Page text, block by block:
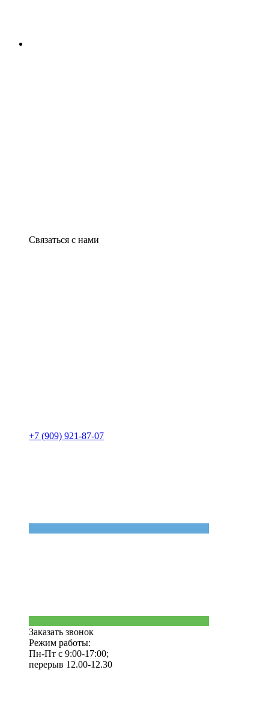
Связаться с нами
+7 (909) 921-87-07
Заказать звонок
Режим работы:
Пн-Пт с 9:00-17:00;
перерыв 12.00-12.30